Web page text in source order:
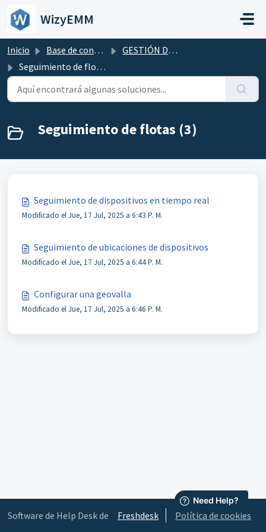
Saltar al contenido principal
WizyEMM
Inicio Base de conocimientos
GESTIÓN DE FLOTA
Seguimiento de flotas
Seguimiento de flotas (3)
Seguimiento de dispositivos en tiempo real
Modificado el Jue, 17 Jul, 2025 a 6:43 P. M.
Seguimiento de ubicaciones de dispositivos
Modificado el Jue, 17 Jul, 2025 a 6:44 P. M.
Configurar una geovalla
Modificado el Jue, 17 Jul, 2025 a 6:46 P. M.
Software de Help Desk de Freshdesk Política de cookies